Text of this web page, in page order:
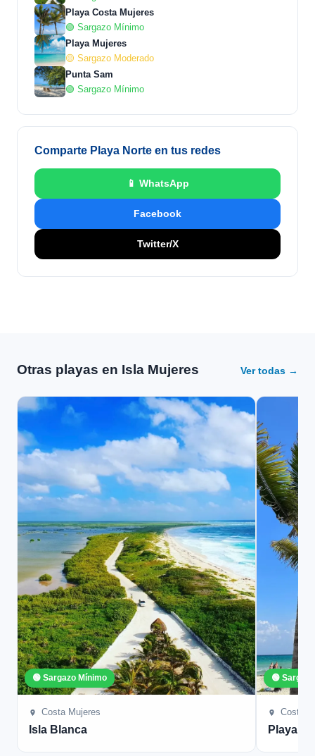
Playa Costa Mujeres
🟢 Sargazo Mínimo
Playa Mujeres
🟡 Sargazo Moderado
Punta Sam
🟢 Sargazo Mínimo
Comparte Playa Norte en tus redes
📱 WhatsApp
Facebook
Twitter/X
Otras playas en Isla Mujeres Ver todas →
🟢 Sargazo Mínimo
Costa Mujeres
Isla Blanca
🟢
Costa
Playa